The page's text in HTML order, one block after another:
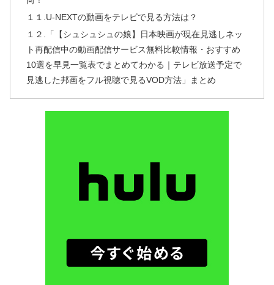
１１.U-NEXTの動画をテレビで見る方法は？
１２.「【シュシュシュの娘】日本映画が現在見逃しネッ
ト再配信中の動画配信サービス無料比較情報・おすすめ
10選を早見一覧表でまとめてわかる｜テレビ放送予定で
見逃した邦画をフル視聴で見るVOD方法」まとめ